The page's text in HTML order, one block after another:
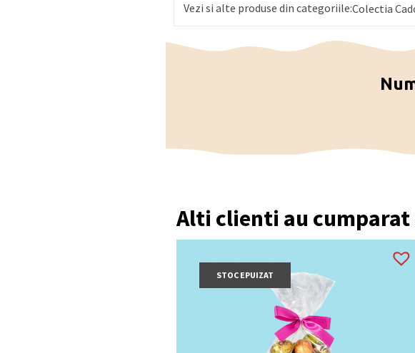
Vezi si alte produse din categoriile:Colectia
Alti clienti au
STOC EPUIZAT